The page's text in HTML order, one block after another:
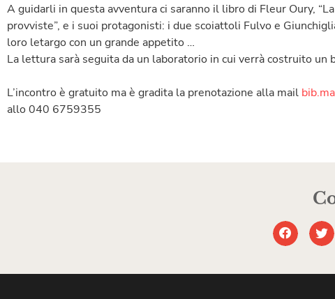
A guidarli in questa avventura ci saranno il libro di Fleur Oury,
provviste”, e i suoi protagonisti: i due scoiattoli Fulvo e
loro letargo con un grande appetito …
La lettura sarà seguita da un laboratorio in cui verrà costruito un
L’incontro è gratuito ma è gradita la prenotazione alla mail
allo 040 6759355